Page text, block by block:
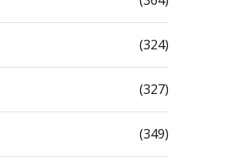
(324)
(327)
(349)